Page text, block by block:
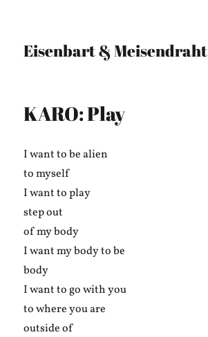
Eisenbart & Meisendraht
KARO: Play
I want to be alien
to myself
I want to play
step out
of my body
I want my body to be
body
I want to go with you
to where you are
outside of